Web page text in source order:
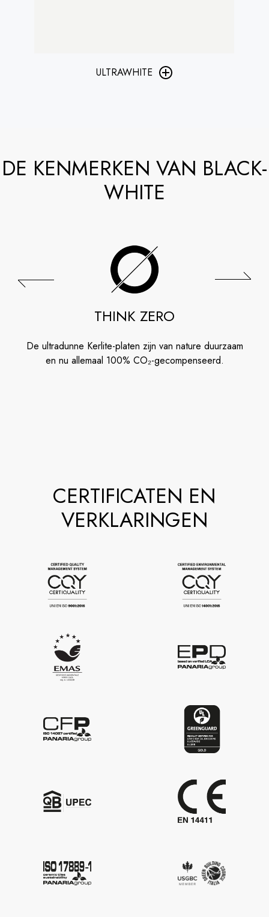
ULTRAWHITE
DE KENMERKEN VAN BLACK-
WHITE
THINK ZERO
De ultradunne Kerlite-platen zijn van nature duurzaam
en nu allemaal 100% CO₂-gecompenseerd.
CERTIFICATEN EN
VERKLARINGEN